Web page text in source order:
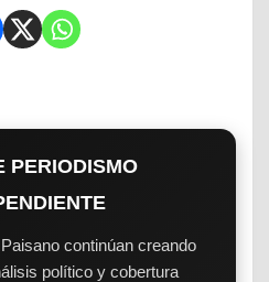
PERIODISMO
continúan creando
político y cobertura